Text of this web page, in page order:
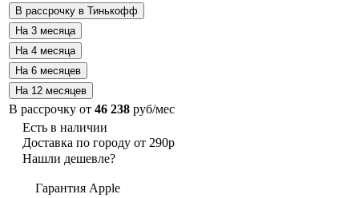
В рассрочку от 46 238 руб/мес
Есть в наличии
Доставка по городу от 290р
Нашли дешевле?
Гарантия Apple